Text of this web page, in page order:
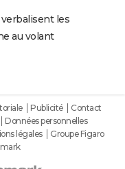
les
au volant
Publicité
Contact
Données personnelles
légales
Groupe Figaro